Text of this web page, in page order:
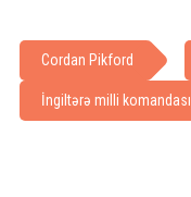
Cordan Pikford
İngiltərə milli komandası